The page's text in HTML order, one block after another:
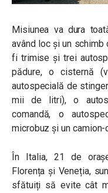
Misiunea va dura
având loc și un
fi trimise și trei
pădure, o cisternă
autospecială de
mii de litri), o
comandă, o
microbuz și un
În Italia, 21 de
Florența și Veneția,
sfătuiți să evite cât